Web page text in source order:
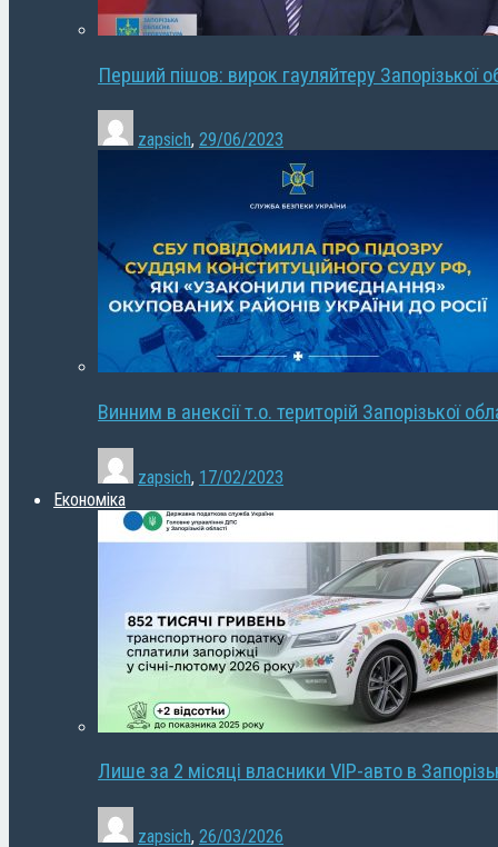
Перший пішов: вирок гауляйтеру Запорізької
zapsich, 29/06/2023
Винним в анексії т.о. територій Запорізької
zapsich, 17/02/2023
Економіка
Лише за 2 місяці власники VIP-авто в
zapsich, 26/03/2026